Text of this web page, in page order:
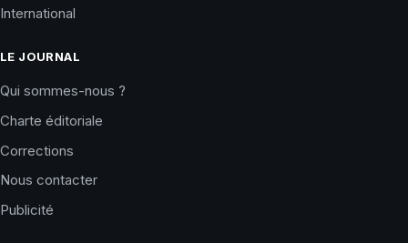
International
LE JOURNAL
Qui sommes-nous ?
Charte éditoriale
Corrections
Nous contacter
Publicité